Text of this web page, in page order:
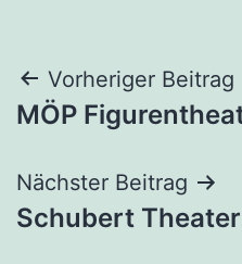
Vorheriger Beitrag
MÖP
Nächster Beitrag
Schubert